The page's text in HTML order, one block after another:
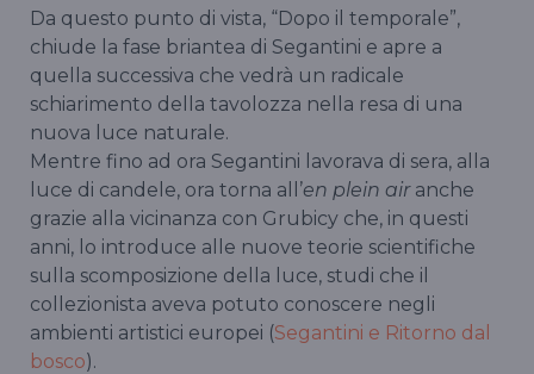
Da questo punto di vista, “Dopo il temporale”,
chiude la fase briantea di Segantini e apre a
quella successiva che vedrà un radicale
schiarimento della tavolozza nella resa di una
nuova luce naturale.
Mentre fino ad ora Segantini lavorava di sera, alla
luce di candele, ora torna all’en plein airanche
grazie alla vicinanza con Grubicy che, in questi
anni, lo introduce alle nuove teorie scientifiche
sulla scomposizione della luce, studi che il
collezionista aveva potuto conoscere negli
ambienti artistici europei (Segantini e Ritorno dal
bosco).